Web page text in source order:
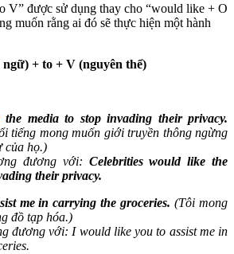
V” được sử dụng thay cho “would like + O
muốn rằng ai đó sẽ thực hiện một hành
ngữ) + to + V (nguyên thể)
the media to stop invading their privacy.
tiếng mong muốn giới truyền thông ngừng
của họ.)
đương với: Celebrities would like the
their privacy.
me in carrying the groceries. (Tôi mong
đồ tạp hóa.)
đương với: I would like you to assist me in